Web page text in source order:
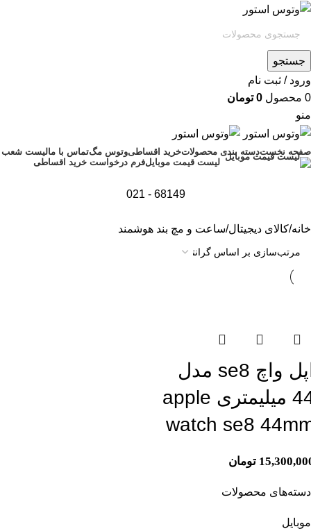
جستجو
ورود / ثبت نام
0 محصول 0 تومان
منو
صفحه نخستدسته بندی محصولاتخرید اقساطیوتوس مگتماس با مالیست شعب
لیست قیمت موبایلفرم درخواست خرید اقساطی
68149 - 021
دسته‌های محصولات
موبایل
خانه کالای دیجیتال ساعت و مچ بند هوشمند
اپل واچ se8 مدل
44 میلیمتری apple
watch se8
تومان